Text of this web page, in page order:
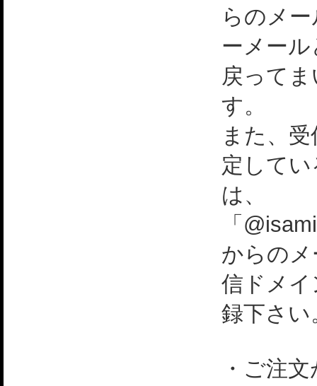
らのメ
ーメー
戻って
す。
また、
定して
は、
「
からの
信ドメ
録下さい
・ご注